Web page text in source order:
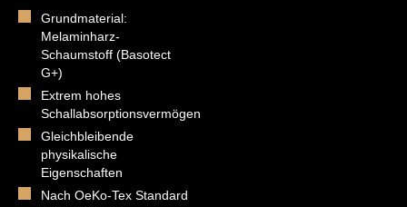
Grundmaterial:
Melaminharz-
Schaumstoff (Basotect
G+)
Extrem hohes
Schallabsorptionsvermögen
Gleichbleibende
physikalische
Eigenschaften
Nach OeKo-Tex Standard